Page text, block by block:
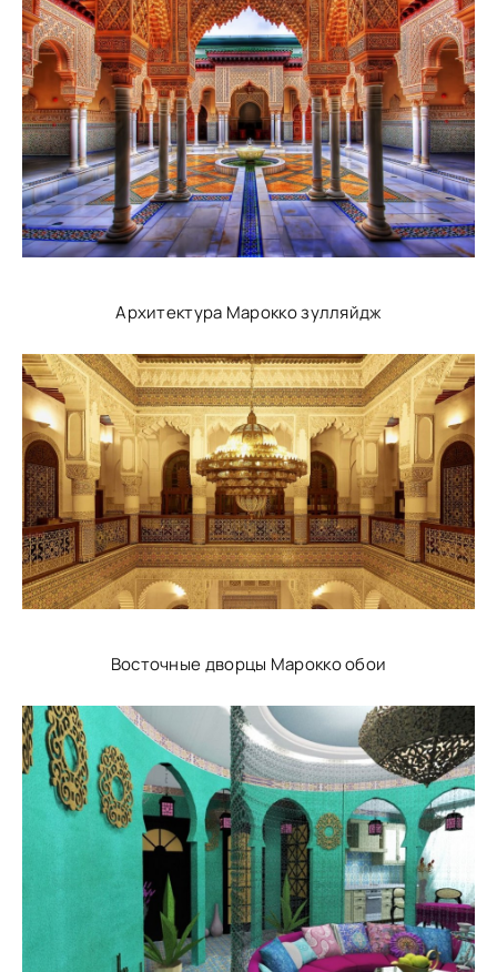
Архитектура Марокко зулляйдж
Восточные дворцы Марокко обои